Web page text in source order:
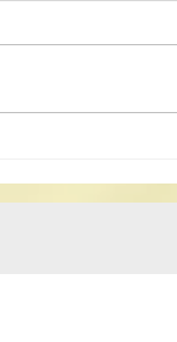
創